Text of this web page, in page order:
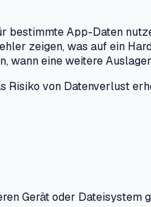
App-Daten
zeigen, was auf ein
eine weitere
von Datenverlust
Gerät oder Dateisystem